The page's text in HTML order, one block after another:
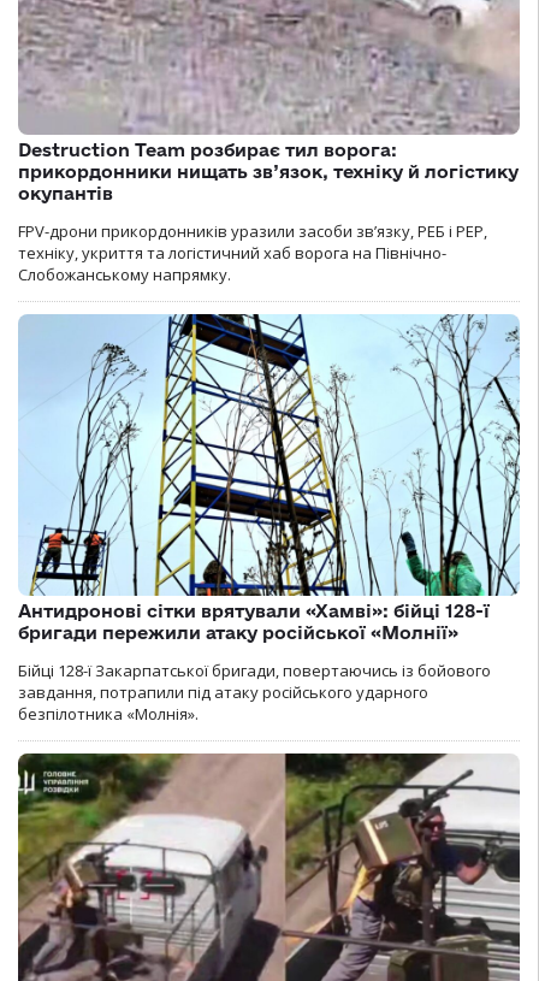
Destruction Team розбирає тил ворога:
прикордонники нищать зв’язок, техніку й логістику
окупантів
FPV-дрони прикордонників уразили засоби зв’язку, РЕБ і РЕР,
техніку, укриття та логістичний хаб ворога на Північно-
Слобожанському напрямку.
Антидронові сітки врятували «Хамві»: бійці 128-ї
бригади пережили атаку російської «Молнії»
Бійці 128-ї Закарпатської бригади, повертаючись із бойового
завдання, потрапили під атаку російського ударного
безпілотника «Молнія».